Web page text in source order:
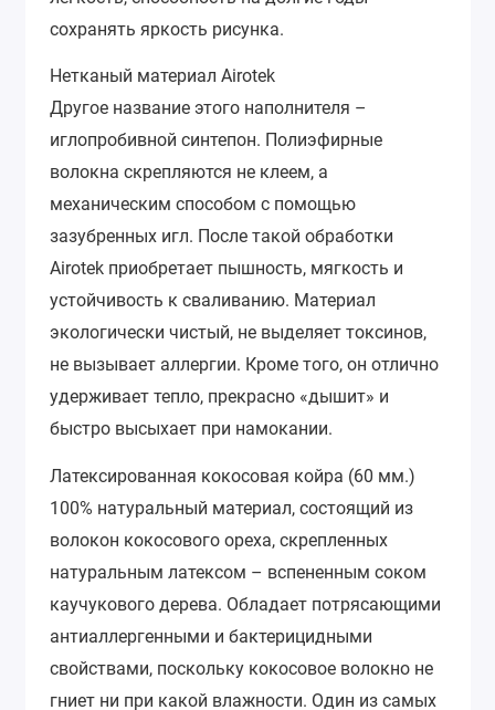
сохранять яркость рисунка.
Нетканый материал Airotek
Другое название этого наполнителя –
иглопробивной синтепон. Полиэфирные
волокна скрепляются не клеем, а
механическим способом с помощью
зазубренных игл. После такой обработки
Airotek приобретает пышность, мягкость и
устойчивость к сваливанию. Материал
экологически чистый, не выделяет токсинов,
не вызывает аллергии. Кроме того, он отлично
удерживает тепло, прекрасно «дышит» и
быстро высыхает при намокании.
Латексированная кокосовая койра (60 мм.)
100% натуральный материал, состоящий из
волокон кокосового ореха, скрепленных
натуральным латексом – вспененным соком
каучукового дерева. Обладает потрясающими
антиаллергенными и бактерицидными
свойствами, поскольку кокосовое волокно не
гниет ни при какой влажности. Один из самых